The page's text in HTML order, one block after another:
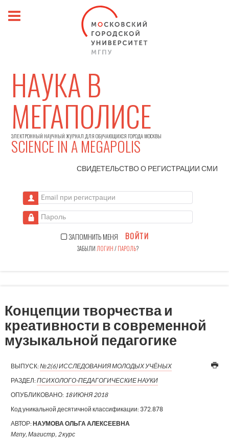
НАУКА В
МЕГАПОЛИСЕ
ЭЛЕКТРОННЫЙ НАУЧНЫЙ ЖУРНАЛ ДЛЯ ОБУЧАЮЩИХСЯ ГОРОДА МОСКВЫ
SCIENCE IN A MEGAPOLIS
СВИДЕТЕЛЬСТВО О РЕГИСТРАЦИИСМИ
Email при регистрации
Пароль
ЗАПОМНИТЬ МЕНЯ ВОЙТИ
ЗАБЫЛИ ЛОГИН/ПАРОЛЬ?
Концепции творчества и
креативности в современной
музыкальной педагогике
ВЫПУСК:№2(6) ИССЛЕДОВАНИЯ МОЛОДЫХ УЧЁНЫХ
РАЗДЕЛ:ПСИХОЛОГО-ПЕДАГОГИЧЕСКИЕ НАУКИ
ОПУБЛИКОВАНО: 18 ИЮНЯ 2018
Код уникальной десятичной классификации: 372.878
АВТОР:НАУМОВА ОЛЬГА АЛЕКСЕЕВНА
Мгпу, Магистр, 2 курс